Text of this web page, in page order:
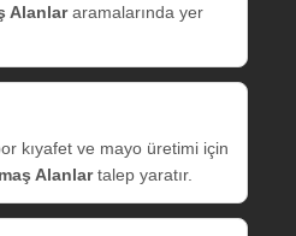
Alanlararamalarında yer
kıyafet ve mayo üretimi için
Alanlartalep yaratır.